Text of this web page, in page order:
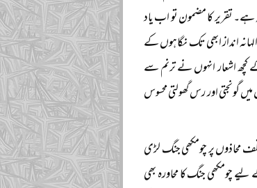
جلسہ سیرت النبی صلی اللہ علیہ وسلم کے موضوع پر تھا۔ غالباً‌ ۱۹۶۲ء یا ۱۹۶۳ء کا قصہ ہے۔ تقریر کا مضمون تو اب یاد
انداز ابھی تک نگاہوں کے
کچھ اشعار انہوں نے ترنم سے
گونجتی اور رس گھولتی محسوس
محاذوں پر چومکھی جنگ لڑی
چومکھی جنگ کا محاورہ بھی